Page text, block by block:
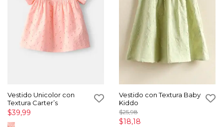
Vestido Unicolor con
Textura Carter’s
$39,99
Vestido con Textura Baby
Kiddo
$25,98
$18,18